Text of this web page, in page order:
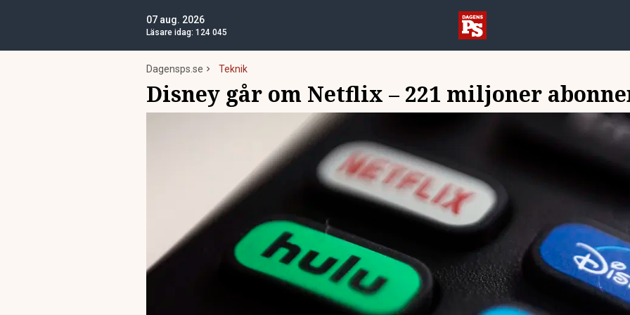
07 aug. 2026
Läsare idag: 124 045
Dagensps.se Teknik
Disney går om Netflix – 221 miljoner